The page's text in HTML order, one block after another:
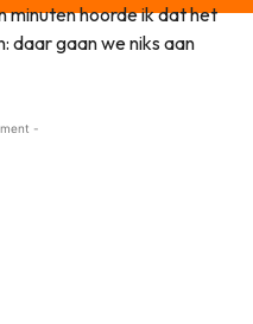
minuten hoorde ik dat het
daar gaan we niks aan
-